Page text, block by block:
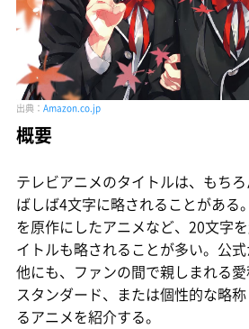
出典： Amazon.co.jp
概要
テレビアニメのタイトルは、もち
ばしば4文字に略されることがある
を原作にしたアニメなど、20文字
イトルも略されることが多い。公
他にも、ファンの間で親しまれる愛
スタンダード、または個性的な略
るアニメを紹介する。